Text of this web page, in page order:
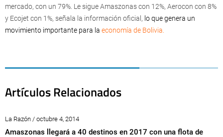
mercado, con un 79%. Le sigue Amaszonas con 12%, Aerocon con 8%
y Ecojet con 1%, señala la información oficial, lo que genera un
movimiento importante para la economía de Bolivia.
Artículos Relacionados
La Razón / octubre 4, 2014
Amaszonas llegará a 40 destinos en 2017 con una flota de